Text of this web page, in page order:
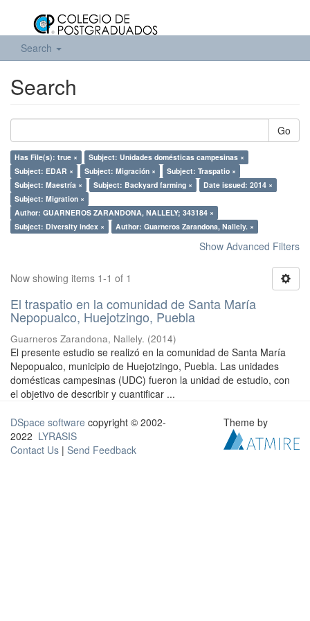
Search
Search
Go
Has File(s): true ×
Subject: Unidades domésticas campesinas ×
Subject: EDAR ×
Subject: Migración ×
Subject: Traspatio ×
Subject: Maestría ×
Subject: Backyard farming ×
Date issued: 2014 ×
Subject: Migration ×
Author: GUARNEROS ZARANDONA, NALLELY; 343184 ×
Subject: Diversity index ×
Author: Guarneros Zarandona, Nallely. ×
Show Advanced Filters
Now showing items 1-1 of 1
El traspatio en la comunidad de Santa María
Nepopualco, Huejotzingo, Puebla
Guarneros Zarandona, Nallely. (2014)
El presente estudio se realizó en la comunidad de Santa María
Nepopualco, municipio de Huejotzingo, Puebla. Las unidades
domésticas campesinas (UDC) fueron la unidad de estudio, con
el objetivo de describir y cuantificar ...
DSpace software copyright © 2002-
2022 LYRASIS
Contact Us | Send Feedback
Theme by